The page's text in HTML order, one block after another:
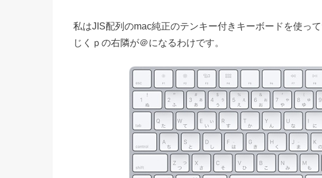
私はJIS配列のmac純正のテンキー付きキーボードを使っ
じくｐの右隣が＠になるわけです。